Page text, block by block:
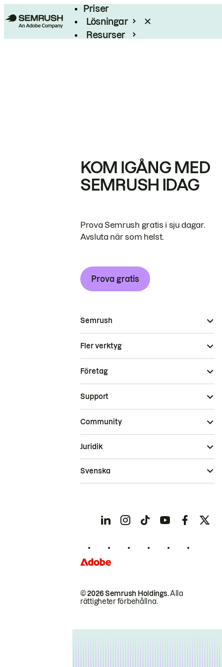
Priser
Lösningar
Resurser
KOM IGÅNG MED
SEMRUSH IDAG
Prova Semrush gratis i sju dagar.
Avsluta när som helst.
Prova gratis
Semrush
Fler verktyg
Företag
Support
Community
© 2026 Semrush Holdings.Alla
rättigheter förbehållna.
Juridik
Svenska